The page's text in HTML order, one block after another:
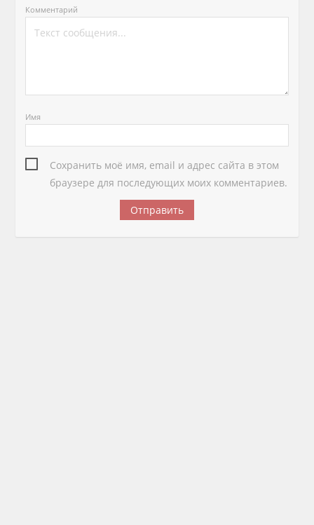
Комментарий
Имя
Сохранить моё имя, email и адрес сайта в этом
браузере для последующих моих комментариев.